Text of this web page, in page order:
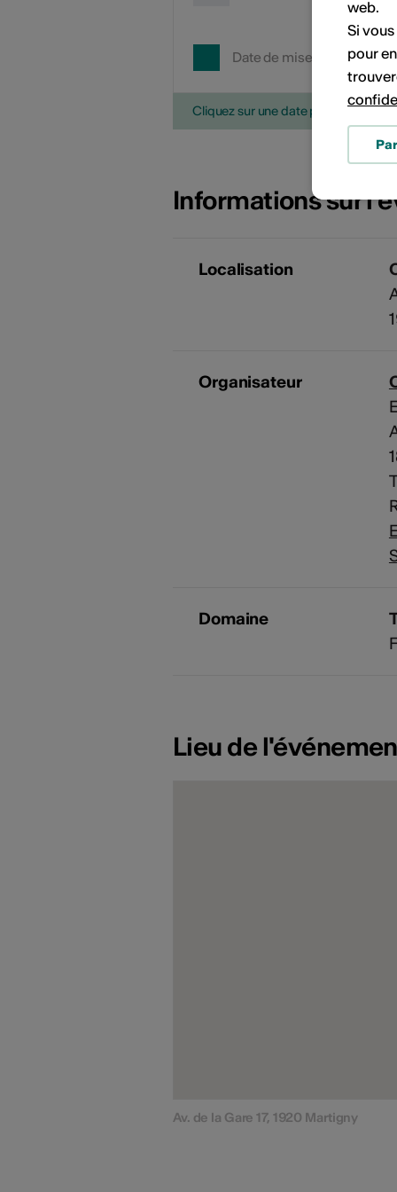
Date de mise en œuvre
Cliquez sur une date pour ajouter
Informations sur
Localisation
Organisateur
Domaine
Lieu de
Av. de la Gare 17, 1920 Martigny
web.
Si
pour